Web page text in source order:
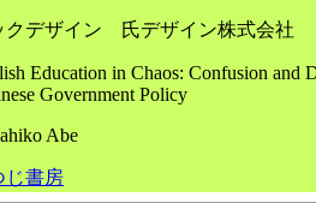
クデザイン 氏デザイン株式会社
Education in Chaos: Confusion and
Government Policy
Abe
じ書房